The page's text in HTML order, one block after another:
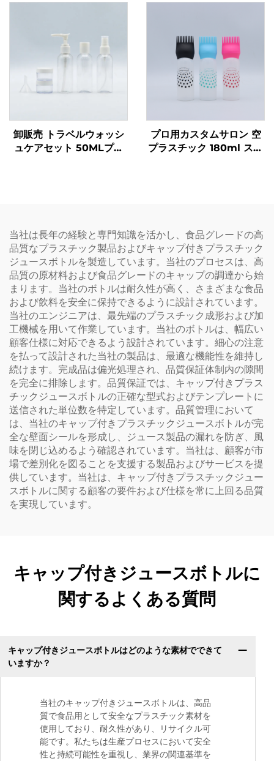
クル可能なボトル 液体充
ガラス製オイルスプレーボ
卸販売 トラベルウォッシ
ュケアセット 50MLプラ
プロ用カスタムサロン 空
プラスチック 180ml スキ
当社は長年の経験と専門知識を活かし、食品グレードの高
品質なプラスチック製品およびキャップ付きプラスチック
ジュースボトルを製造しています。当社のプロセスは、高
品質の原材料および食品グレードのキャップの調達から始
まります。当社のボトルは耐久性が高く、さまざまな食品
および飲料を安全に保持できるように設計されています。
当社のエンジニアは、最先端のプラスチック成形および加
工機械を用いて作業しています。当社のボトルは、幅広い
顧客仕様に対応できるよう設計されています。細心の注意
を払って設計された当社の製品は、最適な機能性を維持し
続けます。完成品は偏光処理され、品質保証体制内の隙間
を完全に排除します。品質保証では、キャップ付きプラス
チックジュースボトルの正確な型式およびテンプレートに
送信された単位数を特定しています。品質管理において
は、当社のキャップ付きプラスチックジュースボトルが完
全な壁面シールを形成し、ジュース製品の漏れを防ぎ、風
味を閉じ込めるよう確認されています。当社は、顧客が市
場で差別化を図ることを支援する製品およびサービスを提
供しています。当社は、キャップ付きプラスチックジュー
スボトルに関する顧客の要件および仕様を常に上回る品質
を実現しています。
キャップ付きジュースボトルに
関するよくある質問
キャップ付きジュースボトルはどのような素材でできて
いますか？
当社のキャップ付きジュースボトルは、高品
質で食品用として安全なプラスチック素材を
使用しており、耐久性があり、リサイクル可
能です。私たちは生産プロセスにおいて安全
性と持続可能性を重視し、業界の関連基準を